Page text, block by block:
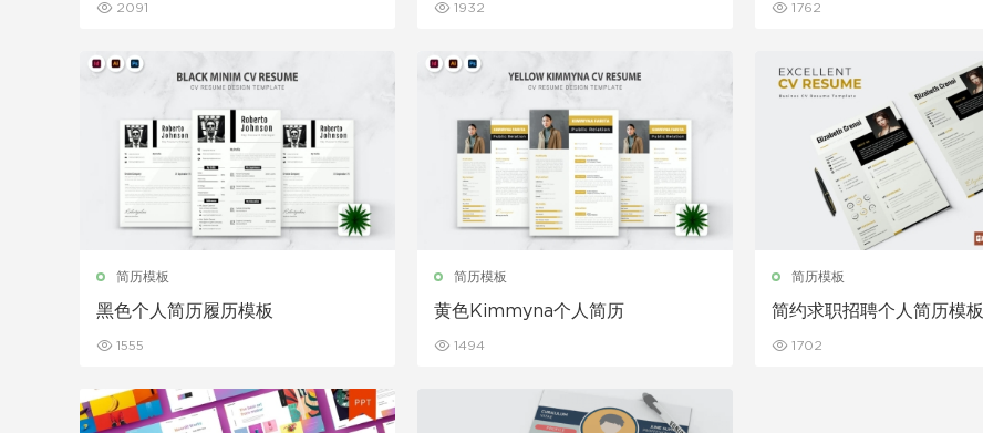
2091 1932 1762
简历模板
黑色个人简历履历模板
1555
简历模板
黄色Kimmyna个人简历
1494
简历模板
简约求职招聘个人简历模板
1702